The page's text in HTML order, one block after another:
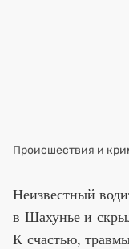
Происшествия и
Неизвестный
в Шахунье и
К счастью,